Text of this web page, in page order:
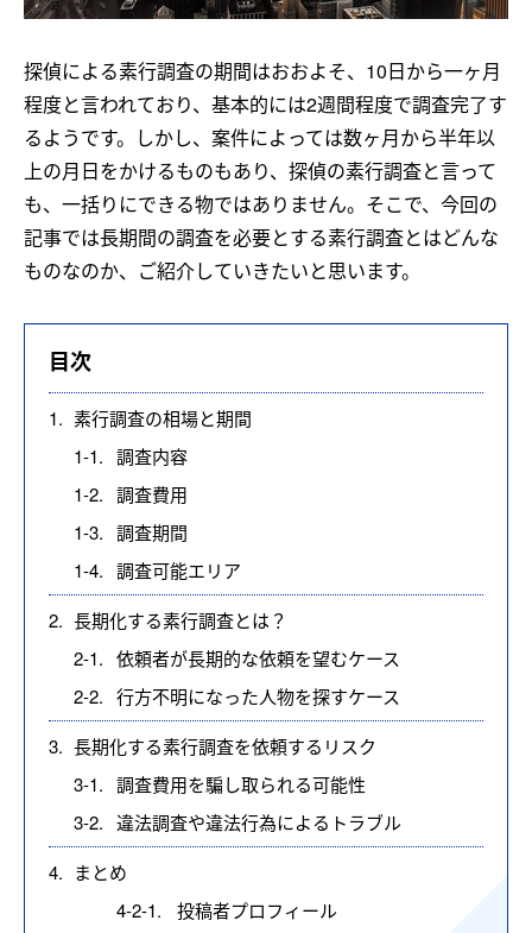
探偵による素行調査の期間はおおよそ、10日から一ヶ月
程度と言われており、基本的には2週間程度で調査完了す
るようです。しかし、案件によっては数ヶ月から半年以
上の月日をかけるものもあり、探偵の素行調査と言って
も、一括りにできる物ではありません。そこで、今回の
記事では長期間の調査を必要とする素行調査とはどんな
ものなのか、ご紹介していきたいと思います。
目次
1. 素行調査の相場と期間
1-1. 調査内容
1-2. 調査費用
1-3. 調査期間
1-4. 調査可能エリア
2. 長期化する素行調査とは？
2-1. 依頼者が長期的な依頼を望むケース
2-2. 行方不明になった人物を探すケース
3. 長期化する素行調査を依頼するリスク
3-1. 調査費用を騙し取られる可能性
3-2. 違法調査や違法行為によるトラブル
4. まとめ
4-2-1.
投稿者プロフィール